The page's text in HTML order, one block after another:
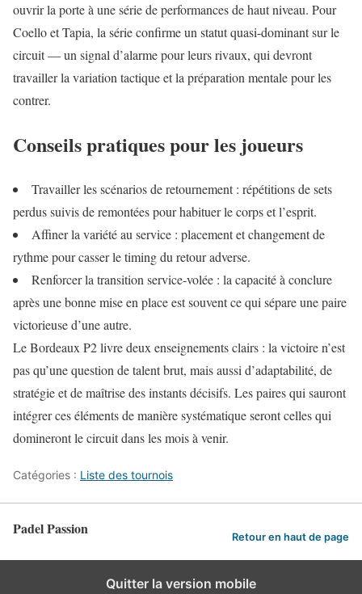
ouvrir la porte à une série de performances de haut niveau. Pour
Coello et Tapia, la série confirme un statut quasi-dominant sur le
circuit — un signal d’alarme pour leurs rivaux, qui devront
travailler la variation tactique et la préparation mentale pour les
contrer.
Conseils pratiques pour les joueurs
Travailler les scénarios de retournement : répétitions de sets
perdus suivis de remontées pour habituer le corps et l’esprit.
Affiner la variété au service : placement et changement de
rythme pour casser le timing du retour adverse.
Renforcer la transition service-volée : la capacité à conclure
après une bonne mise en place est souvent ce qui sépare une paire
victorieuse d’une autre.
Le Bordeaux P2 livre deux enseignements clairs : la victoire n’est
pas qu’une question de talent brut, mais aussi d’adaptabilité, de
stratégie et de maîtrise des instants décisifs. Les paires qui sauront
intégrer ces éléments de manière systématique seront celles qui
domineront le circuit dans les mois à venir.
Catégories : Liste des tournois
Padel Passion Retour en haut de page
Quitter la version mobile